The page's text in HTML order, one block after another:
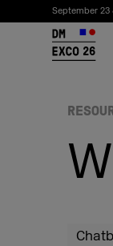
September 23
26